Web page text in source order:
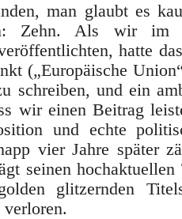
man glaubt es
Zehn. Als wir im
hatte
(„Europäische
schreiben, und ein
wir einen Beitrag
und echte
vier Jahre später
seinen hochaktuellen
glitzernden